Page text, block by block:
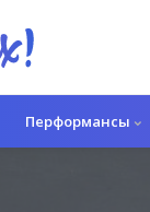
Перформансы